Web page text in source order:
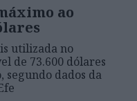
ao
utilizada no
de 73.600 dólares
segundo dados da